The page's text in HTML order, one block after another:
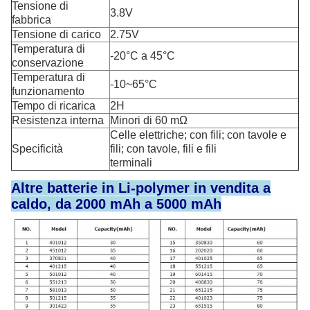
Tensione di
fabbrica
3.8V
Tensione di carico
2.75V
Temperatura di
conservazione
-20°C a 45°C
Temperatura di
funzionamento
-10~65°C
Tempo di ricarica
2H
Resistenza interna
Minori di 60 mΩ
Specificità
Celle elettriche; con fili; con tavole e
fili; con tavole, fili e fili
terminali
Altre batterie in Li-polymer in vendita a
caldo, da 2000 mAh a 5000 mAh